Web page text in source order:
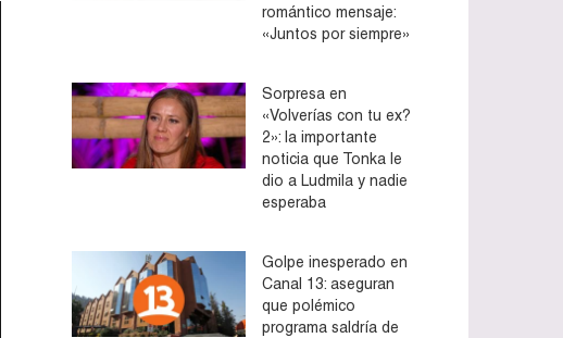
romántico mensaje:
«Juntos por siempre»
Sorpresa en
«Volverías con tu ex?
2»: la importante
noticia que Tonka le
dio a Ludmila y nadie
esperaba
Golpe inesperado en
Canal 13: aseguran
que polémico
programa saldría de